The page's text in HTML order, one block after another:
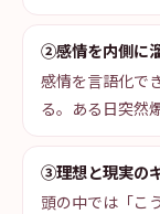
②感情を内側に
感情を言語化で
る。ある日突然
③理想と現実の
頭の中では「こ